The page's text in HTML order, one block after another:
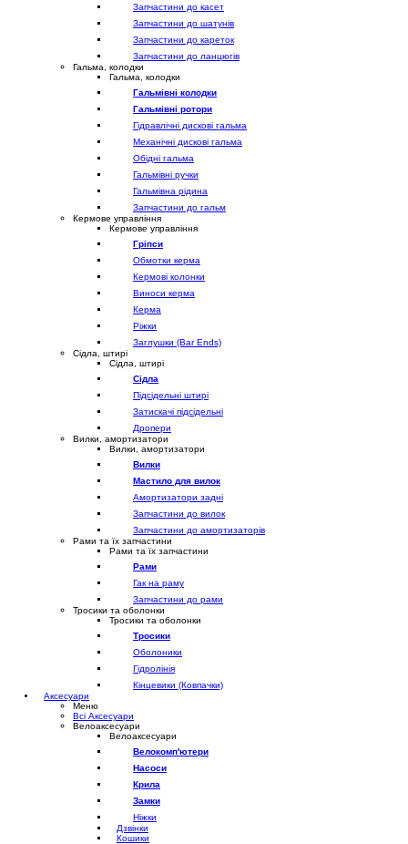
Запчастини до касет
Запчастини до шатунів
Запчастини до кареток
Запчастини до ланцюгів
Гальма, колодки
Гальма, колодки
Гальмівні колодки
Гальмівні ротори
Гідравлічні дискові гальма
Механічні дискові гальма
Обідні гальма
Гальмівні ручки
Гальмівна рідина
Запчастини до гальм
Кермове управління
Кермове управління
Гріпси
Обмотки керма
Кермові колонки
Виноси керма
Керма
Ріжки
Заглушки (Bar Ends)
Сідла, штирі
Сідла, штирі
Сідла
Підсідельні штирі
Затискачі підсідельні
Дропери
Вилки, амортизатори
Вилки, амортизатори
Вилки
Мастило для вилок
Амортизатори задні
Запчастини до вилок
Запчастини до амортизаторів
Рами та їх запчастини
Рами та їх запчастини
Рами
Гак на раму
Запчастини до рами
Тросики та оболонки
Тросики та оболонки
Тросики
Оболоники
Гідролінія
Кінцевики (Ковпачки)
Аксесуари
Меню
Всі Аксесуари
Велоаксесуари
Велоаксесуари
Велокомп'ютери
Насоси
Крила
Замки
Ніжки
Дзвінки
Кошики